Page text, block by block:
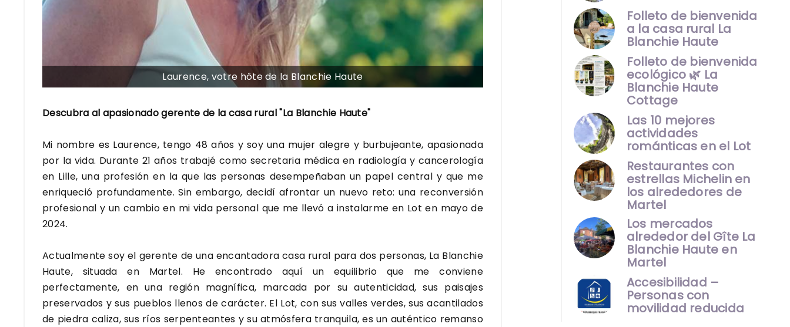
Laurence, votre hôte de la Blanchie Haute
Descubra al apasionado gerente de la casa rural "La Blanchie Haute"
Mi nombre es Laurence, tengo 48 años y soy una mujer alegre y burbujeante, apasionada
por la vida. Durante 21 años trabajé como secretaria médica en radiología y cancerología
en Lille, una profesión en la que las personas desempeñaban un papel central y que me
enriqueció profundamente. Sin embargo, decidí afrontar un nuevo reto: una reconversión
profesional y un cambio en mi vida personal que me llevó a instalarme en Lot en mayo de
2024.
Actualmente soy el gerente de una encantadora casa rural para dos personas, La Blanchie
Haute, situada en Martel. He encontrado aquí un equilibrio que me conviene
perfectamente, en una región magnífica, marcada por su autenticidad, sus paisajes
preservados y sus pueblos llenos de carácter. El Lot, con sus valles verdes, sus acantilados
de piedra caliza, sus ríos serpenteantes y su atmósfera tranquila, es un auténtico remanso
Folleto de bienvenida
a la casa rural La
Blanchie Haute
Folleto de bienvenida
ecológico 🌿 La
Blanchie Haute
Cottage
Las 10 mejores
actividades
románticas en el Lot
Restaurantes con
estrellas Michelin en
los alrededores de
Martel
Los mercados
alrededor del Gîte La
Blanchie Haute en
Martel
Accesibilidad –
Personas con
movilidad reducida